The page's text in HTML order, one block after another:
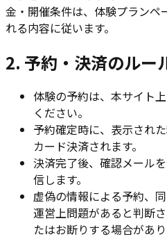
金・開催条件は、体験プランペ
れる内容に従います。
2. 予約・決済のルー
体験の予約は、本サイト
ください。
予約確定時に、表示され
カード決済されます。
決済完了後、確認メール
信します。
虚偽の情報による予約、
運営上問題があると判断
たはお断りする場合があり